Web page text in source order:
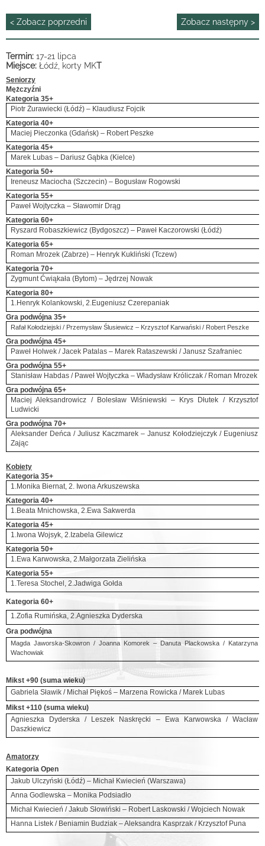
< Zobacz poprzedni Zobacz następny >
Termin: 17-21 lipca
Miejsce: Łódź, korty MKT
Seniorzy
Mężczyźni
Kategoria 35+
Piotr Żurawiecki (Łódź) – Klaudiusz Fojcik
Kategoria 40+
Maciej Pieczonka (Gdańsk) – Robert Peszke
Kategoria 45+
Marek Lubas – Dariusz Gąbka (Kielce)
Kategoria 50+
Ireneusz Maciocha (Szczecin) – Bogusław Rogowski
Kategoria 55+
Paweł Wojtyczka – Sławomir Drąg
Kategoria 60+
Ryszard Robaszkiewicz (Bydgoszcz) – Paweł Kaczorowski (Łódź)
Kategoria 65+
Roman Mrozek (Zabrze) – Henryk Kukliński (Tczew)
Kategoria 70+
Zygmunt Ćwiąkała (Bytom) – Jędrzej Nowak
Kategoria 80+
1.Henryk Kolankowski, 2.Eugeniusz Czerepaniak
Gra podwójna 35+
Rafał Kołodziejski / Przemysław Ślusiewicz – Krzysztof Karwański / Robert Peszke
Gra podwójna 45+
Paweł Holwek / Jacek Patalas – Marek Rataszewski / Janusz Szafraniec
Gra podwójna 55+
Stanisław Habdas / Paweł Wojtyczka – Władysław Króliczak / Roman Mrozek
Gra podwójna 65+
Maciej Aleksandrowicz / Bolesław Wiśniewski – Krys Dłutek / Krzysztof
Ludwicki
Gra podwójna 70+
Aleksander Deńca / Juliusz Kaczmarek – Janusz Kołodziejczyk / Eugeniusz
Zając
Kobiety
Kategoria 35+
1.Monika Biernat, 2. Iwona Arkuszewska
Kategoria 40+
1.Beata Mnichowska, 2.Ewa Sakwerda
Kategoria 45+
1.Iwona Wojsyk, 2.Izabela Gilewicz
Kategoria 50+
1.Ewa Karwowska, 2.Małgorzata Zielińska
Kategoria 55+
1.Teresa Stochel, 2.Jadwiga Gołda
Kategoria 60+
1.Zofia Rumińska, 2.Agnieszka Dyderska
Gra podwójna
Magda Jaworska-Skowron / Joanna Komorek – Danuta Plackowska / Katarzyna
Wachowiak
Mikst +90 (suma wieku)
Gabriela Sławik / Michał Piękoś – Marzena Rowicka / Marek Lubas
Mikst +110 (suma wieku)
Agnieszka Dyderska / Leszek Naskręcki – Ewa Karwowska / Wacław
Daszkiewicz
Amatorzy
Kategoria Open
Jakub Ulczyński (Łódź) – Michał Kwiecień (Warszawa)
Anna Godlewska – Monika Podsiadło
Michał Kwiecień / Jakub Słowiński – Robert Laskowski / Wojciech Nowak
Hanna Listek / Beniamin Budziak – Aleksandra Kasprzak / Krzysztof Puna